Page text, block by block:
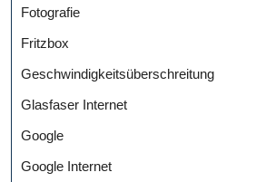
Fotografie
Fritzbox
Geschwindigkeitsüberschreitung
Glasfaser Internet
Google
Google Internet